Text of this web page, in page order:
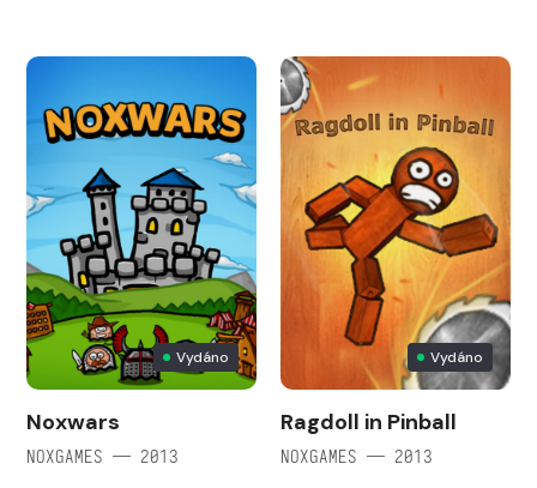
Vydáno
Noxwars
NOXGAMES — 2013
Vydáno
Ragdoll in Pinball
NOXGAMES — 2013